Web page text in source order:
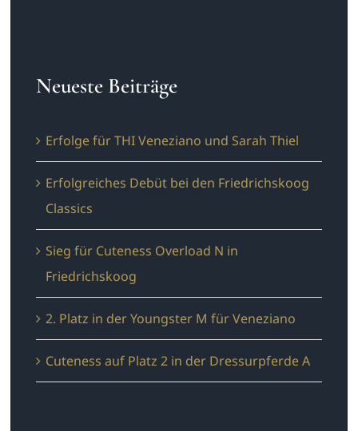
Neueste Beiträge
Erfolge für THI Veneziano und Sarah Thiel
Erfolgreiches Debüt bei den Friedrichskoog
Classics
Sieg für Cuteness Overload N in
Friedrichskoog
2. Platz in der Youngster M für Veneziano
Cuteness auf Platz 2 in der Dressurpferde A